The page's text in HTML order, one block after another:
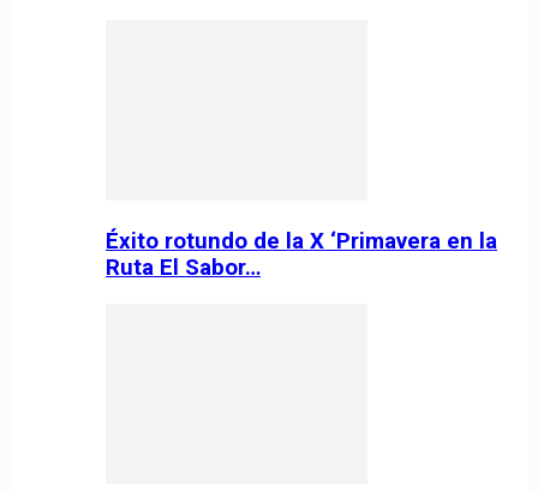
Éxito rotundo de la X ‘Primavera en la
Ruta El Sabor…